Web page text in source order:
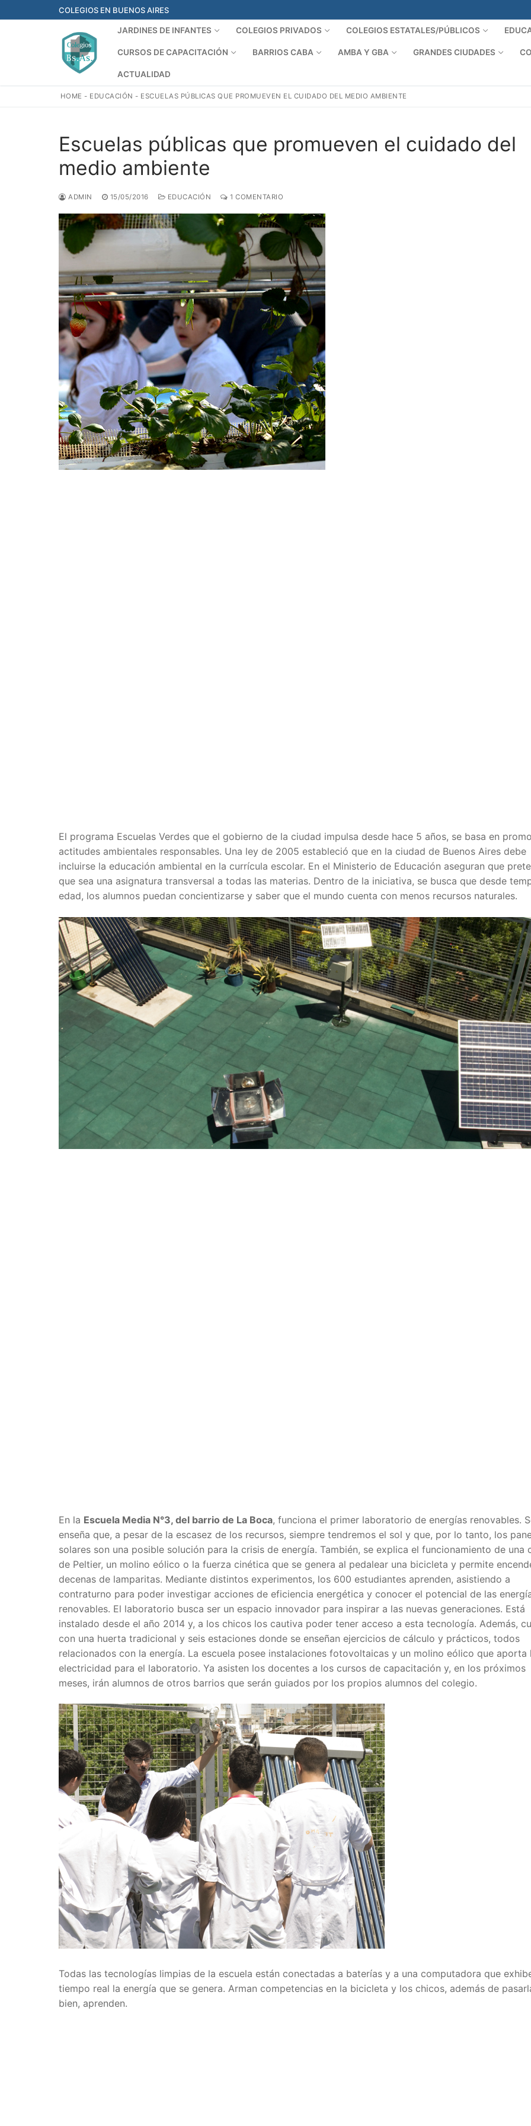
al
COLEGIOS EN BUENOS AIRES
JARDINES DE INFANTES COLEGIOS PRIVADOS COLEGIOS ESTATALES/PÚBLICOS
CURSOS DE CAPACITACIÓN BARRIOS CABA AMBA Y GBA GRANDES CIUDADES
ACTUALIDAD
HOME - EDUCACIÓN - ESCUELAS PÚBLICAS QUE PROMUEVEN EL CUIDADO DEL MEDIO AMBIENTE
Escuelas públicas que promueven el cuidado del
medio ambiente
ADMIN 15/05/2016 EDUCACIÓN 1 COMENTARIO
El programa Escuelas Verdes que el gobierno de la ciudad impulsa desde hace 5 años, se basa en
actitudes ambientales responsables. Una ley de 2005 estableció que en la ciudad de Buenos Aires debe
incluirse la educación ambiental en la currícula escolar. En el Ministerio de Educación aseguran que
que sea una asignatura transversal a todas las materias. Dentro de la iniciativa, se busca que desde
edad, los alumnos puedan concientizarse y saber que el mundo cuenta con menos recursos naturales.
En la Escuela Media N°3, del barrio de La Boca, funciona el primer laboratorio de energías renovables.
enseña que, a pesar de la escasez de los recursos, siempre tendremos el sol y que, por lo tanto, los
solares son una posible solución para la crisis de energía. También, se explica el funcionamiento de una
de Peltier, un molino eólico o la fuerza cinética que se genera al pedalear una bicicleta y permite
decenas de lamparitas. Mediante distintos experimentos, los 600 estudiantes aprenden, asistiendo a
contraturno para poder investigar acciones de eficiencia energética y conocer el potencial de las
renovables. El laboratorio busca ser un espacio innovador para inspirar a las nuevas generaciones. Está
instalado desde el año 2014 y, a los chicos los cautiva poder tener acceso a esta tecnología. Además,
con una huerta tradicional y seis estaciones donde se enseñan ejercicios de cálculo y prácticos, todos
relacionados con la energía. La escuela posee instalaciones fotovoltaicas y un molino eólico que aporta
electricidad para el laboratorio. Ya asisten los docentes a los cursos de capacitación y, en los próximos
meses, irán alumnos de otros barrios que serán guiados por los propios alumnos del colegio.
Todas las tecnologías limpias de la escuela están conectadas a baterías y a una computadora que
tiempo real la energía que se genera. Arman competencias en la bicicleta y los chicos, además de
bien, aprenden.